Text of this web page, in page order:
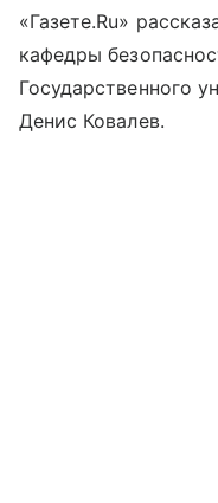
«Газете.Ru»
кафедры
Государственного
Денис Ковалев.